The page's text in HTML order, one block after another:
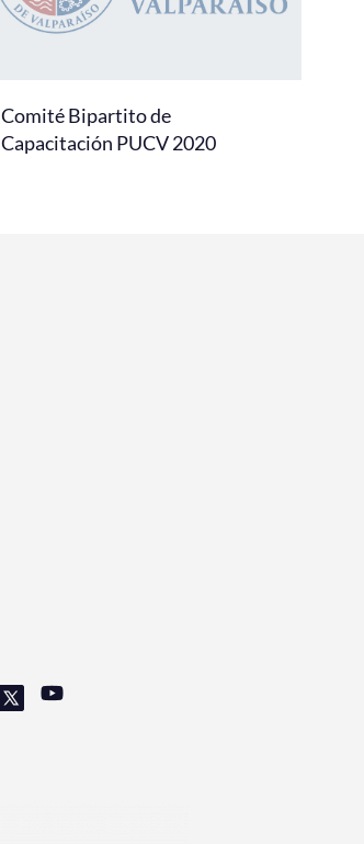
Comité Bipartito de
Capacitación PUCV 2020